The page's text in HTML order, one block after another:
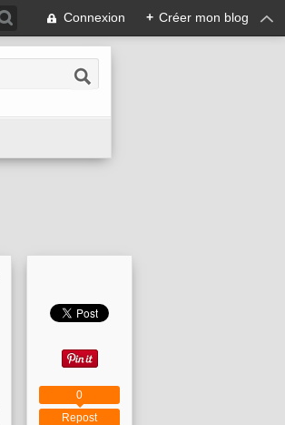
Connexion + Créer mon blog
Repost
0